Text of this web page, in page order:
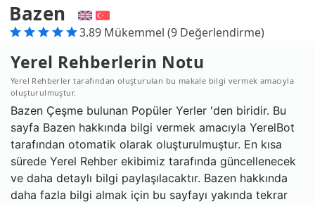
Bazen
3.89 Mükemmel (9 Değerlendirme)
Yerel Rehberlerin Notu
Yerel Rehberler tarafından oluşturulan bu makale bilgi vermek amacıyla
oluşturulmuştur.
Bazen Çeşme bulunan Popüler Yerler 'den biridir. Bu
sayfa Bazen hakkında bilgi vermek amacıyla YerelBot
tarafından otomatik olarak oluşturulmuştur. En kısa
sürede Yerel Rehber ekibimiz tarafında güncellenecek
ve daha detaylı bilgi paylaşılacaktır. Bazen hakkında
daha fazla bilgi almak için bu sayfayı yakında tekrar